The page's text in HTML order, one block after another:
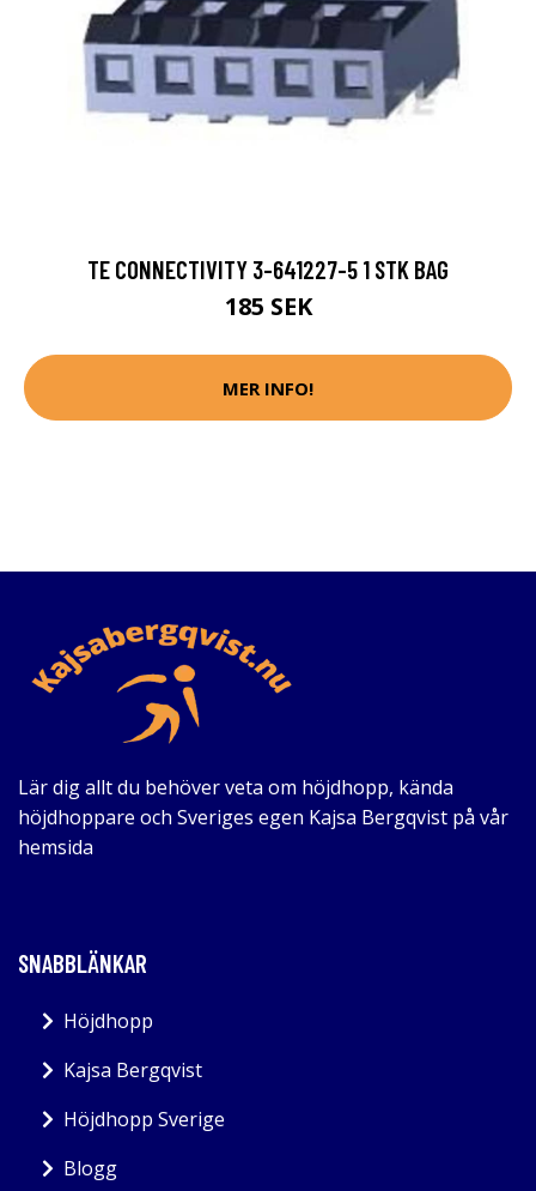
TE CONNECTIVITY 3-641227-5 1 STK BAG
185 SEK
MER INFO!
Lär dig allt du behöver veta om höjdhopp, kända
höjdhoppare och Sveriges egen Kajsa Bergqvist på vår
hemsida
SNABBLÄNKAR
Höjdhopp
Kajsa Bergqvist
Höjdhopp Sverige
Blogg